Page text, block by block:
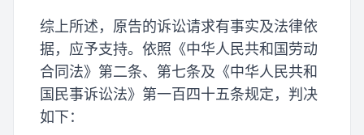
综上所述，原告的诉讼请求有事实及法律依
据，应予支持。依照《中华人民共和国劳动
合同法》第二条、第七条及《中华人民共和
国民事诉讼法》第一百四十五条规定，判决
如下：